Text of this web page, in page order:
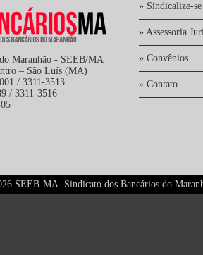
Maranhão - SEEB/MA
– São Luís (MA)
/ 3311-3513
/ 3311-3516
» Sindicalize-se
» Assessoria
» Convênios
» Contato
SEEB-MA. Sindicato dos Bancários do